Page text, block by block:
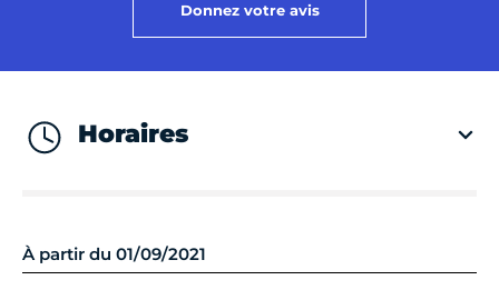
Donnez votre avis
Horaires
À partir du 01/09/2021